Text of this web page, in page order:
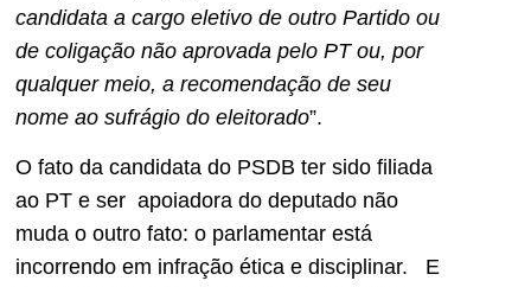
candidata a cargo eletivo de outro Partido ou
de coligação não aprovada pelo PT ou, por
qualquer meio, a recomendação de seu
nome ao sufrágio do eleitorado”.
O fato da candidata do PSDB ter sido filiada
ao PT e ser apoiadora do deputado não
muda o outro fato: o parlamentar está
incorrendo em infração ética e disciplinar. E